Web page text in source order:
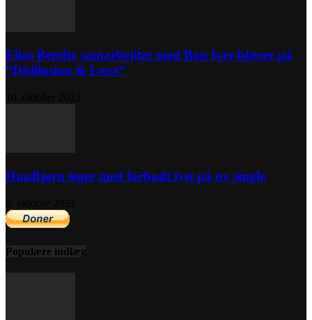
Elias Bendix samarbejder med Bon Iver-blæser på
“Disillusion & Love”
HunBjørn leger med forbudt lyst på ny single
Populære indlæg